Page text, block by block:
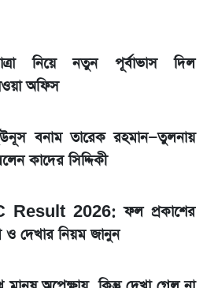
পূর্বাভাস দিল আবহাওয়া অফিস
(৭ আগস্ট)
আকামা নবায়নে বদলে গেল
সর্বশেষ পয়েন্ট টেবিল ও
আজকের সোনার দাম
নিয়ে নতুন পূর্বাভাস দিল
অফিস
বনাম তারেক রহমান—তুলনায়
কাদের সিদ্দিকী
Result 2026: ফল প্রকাশের
ও দেখার নিয়ম জানুন